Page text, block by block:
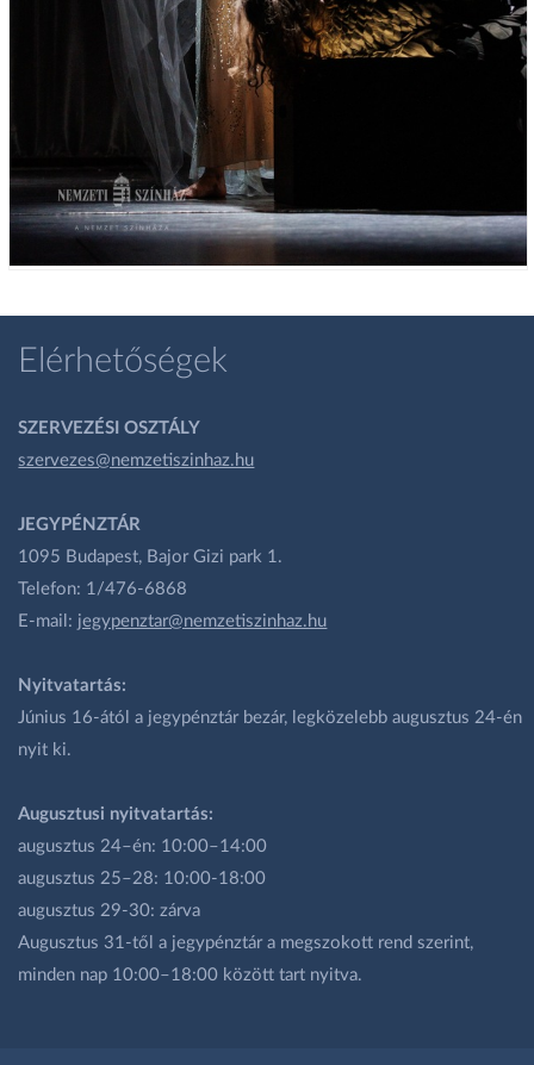
Elérhetőségek
SZERVEZÉSI OSZTÁLY
szervezes@nemzetiszinhaz.hu
JEGYPÉNZTÁR
1095 Budapest, Bajor Gizi park 1.
Telefon: 1/476-6868
E-mail: jegypenztar@nemzetiszinhaz.hu
Nyitvatartás:
Június 16-ától a jegypénztár bezár, legközelebb augusztus 24-én
nyit ki.
Augusztusi nyitvatartás:
augusztus 24–én: 10:00–14:00
augusztus 25–28: 10:00-18:00
augusztus 29-30: zárva
Augusztus 31-től a jegypénztár a megszokott rend szerint,
minden nap 10:00–18:00 között tart nyitva.